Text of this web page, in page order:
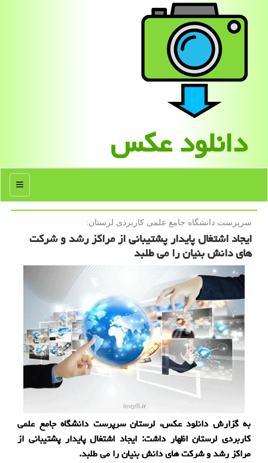
دانلود عكس
منو
سرپرست دانشگاه جامع علمی كاربردی لرستان:
ایجاد اشتغال پایدار پشتیبانی از مراکز رشد و شرکت
های دانش بنیان را می طلبد
به گزارش دانلود عکس، لرستان سرپرست دانشگاه جامع علمی
کاربردی لرستان اظهار داشت: ایجاد اشتغال پایدار پشتیبانی از
مراکز رشد و شرکت های دانش بنیان را می طلبد.